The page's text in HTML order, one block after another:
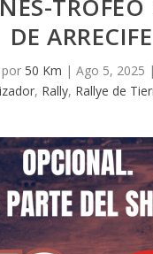
DE ARRECIFE
por 50 Km | Ago 5, 2025 |
, Rally, Rallye de